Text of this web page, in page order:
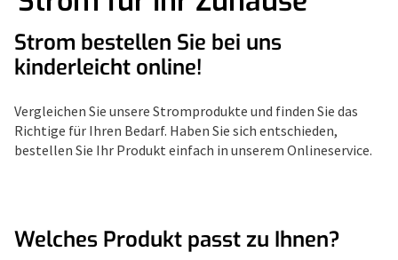
Strom bestellen Sie bei uns
kinderleicht online!
Vergleichen Sie unsere Stromprodukte und finden Sie das
Richtige für Ihren Bedarf. Haben Sie sich entschieden,
bestellen Sie Ihr Produkt einfach in unserem Onlineservice.
Welches Produkt passt zu Ihnen?